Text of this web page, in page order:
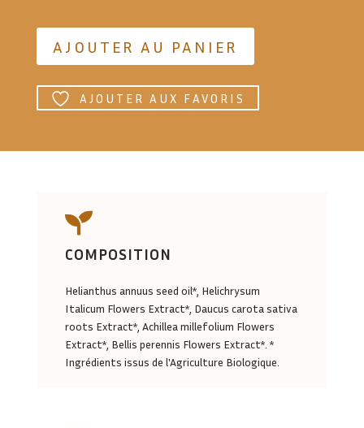
AJOUTER AU PANIER
AJOUTER AUX FAVORIS

COMPOSITION
Helianthus annuus seed oil*, Helichrysum
Italicum Flowers Extract*, Daucus carota sativa
roots Extract*, Achillea millefolium Flowers
Extract*, Bellis perennis Flowers Extract*. *
Ingrédients issus de l'Agriculture Biologique.